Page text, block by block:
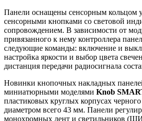
Панели оснащены сенсорным кольцом
сенсорными кнопками со световой
сопровождением. В зависимости от
привязанного к нему контроллера
следующие команды: включение и
настройка яркости и выбор цвета
дистанция передачи радиосигнала
Новинки кнопочных накладных
миниатюрными моделями Knob
пластиковых круглых корпусах
диаметром всего 43 мм. Панели
монохромных лент и светильников